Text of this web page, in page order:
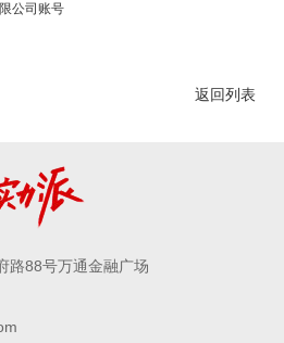
公司账号
返回列表
路88号万通金融广场